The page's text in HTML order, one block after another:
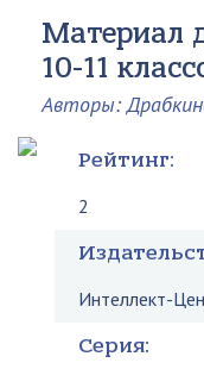
Материал
10-11
Авторы:
Рейтинг:
2
Интеллект-
Серия: